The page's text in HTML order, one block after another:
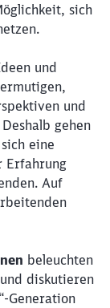
sich
und
und
gehen
eine
Erfahrung
Auf
beleuchten
diskutieren
Generation